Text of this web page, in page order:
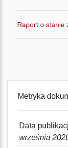
Raport o stanie
Metryka
Data
września